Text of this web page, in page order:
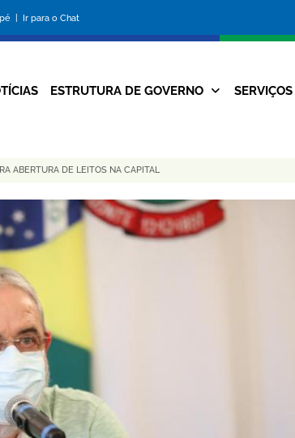
| Ir para o Chat
da
Prefeitura
Navegação
ESTRUTURA DE GOVERNO SERVIÇOS
ABERTURA DE LEITOS NA CAPITAL